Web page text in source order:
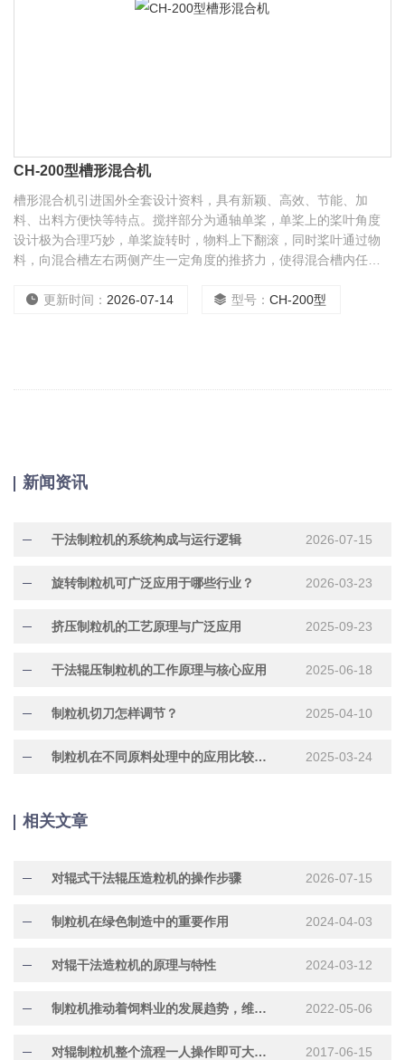
CH-200型槽形混合机
槽形混合机引进国外全套设计资料，具有新颖、高效、节能、加
料、出料方便快等特点。搅拌部分为通轴单桨，单桨上的桨叶角度
设计极为合理巧妙，单桨旋转时，物料上下翻滚，同时桨叶通过物
料，向混合槽左右两侧产生一定角度的推挤力，使得混合槽内任何
封、调节密封螺母、补偿轴向压力的密封方法。
更新时间： 2026-07-14 型号：CH-200型
新闻资讯
干法制粒机的系统构成与运行逻辑 2026-07-15
旋转制粒机可广泛应用于哪些行业？ 2026-03-23
挤压制粒机的工艺原理与广泛应用 2025-09-23
干法辊压制粒机的工作原理与核心应用 2025-06-18
制粒机切刀怎样调节？ 2025-04-10
制粒机在不同原料处理中的应用比较与分析 2025-03-24
相关文章
对辊式干法辊压造粒机的操作步骤 2026-07-15
制粒机在绿色制造中的重要作用 2024-04-03
对辊干法造粒机的原理与特性 2024-03-12
制粒机推动着饲料业的发展趋势，维护保养工作可不能落下 2022-05-06
对辊制粒机整个流程一人操作即可大大提升效率 2017-06-15